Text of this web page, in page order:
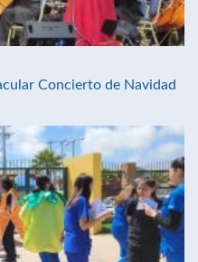
Concierto de Navidad